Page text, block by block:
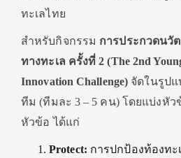
ทะเลไทย
สำหรับกิจกรรม การประกวดนวั
ทางทะเล ครั้งที่ 2 (The 2nd
Innovation Challenge) จัดในรูปแ
ทีม (ทีมละ 3 – 5 คน) โดยแบ่งหัว
หัวข้อ ได้แก่
Protect: การปกป้องท้องทะ